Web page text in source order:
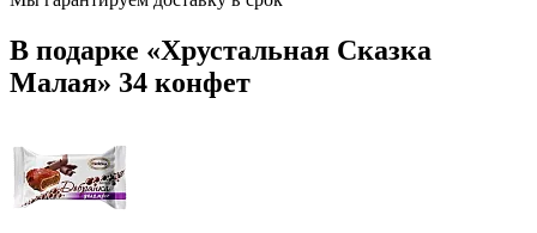
В подарке «Хрустальная Сказка
Малая» 34 конфет